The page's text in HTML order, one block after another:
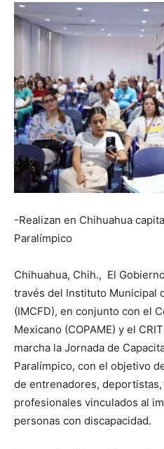
-Realizan en Chihuahua
Paralímpico
Chihuahua, Chih., El
través del Instituto Municipal
(IMCFD), en conjunto con el
Mexicano (COPAME) y el
marcha la Jornada de
Paralímpico, con el objetivo
de entrenadores,
profesionales vinculados al
personas con discapacidad.